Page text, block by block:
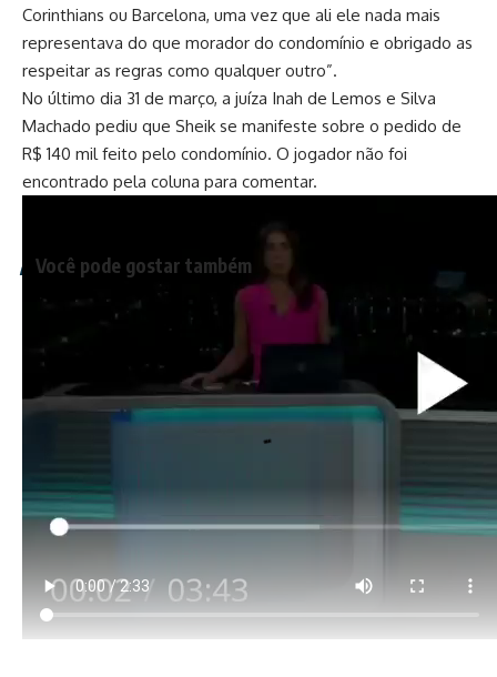
Corinthians ou Barcelona, uma vez que ali ele nada mais
representava do que morador do condomínio e obrigado as
respeitar as regras como qualquer outro”.
No último dia 31 de março, a juíza Inah de Lemos e Silva
Machado pediu que Sheik se manifeste sobre o pedido de
R$ 140 mil feito pelo condomínio. O jogador não foi
encontrado pela coluna para comentar.
Você pode gostar também
Construção de condomínio em área de sítio arqueológico
gera revolta em Cabo Frio
Justiça do ES proíbe empresário de morar no próprio
condomínio por comportamentos ‘antissociais’
Copa do Mundo 2022: torcedores devem ficar atentos
síndicos e moradores
Conheça o Síndico: Jhonatan Benedito
TAGS:condomínio multa Sheik